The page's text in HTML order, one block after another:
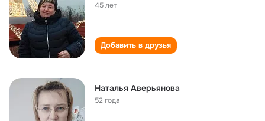
45 лет
Добавить в друзья
Наталья Аверьянова
52 года